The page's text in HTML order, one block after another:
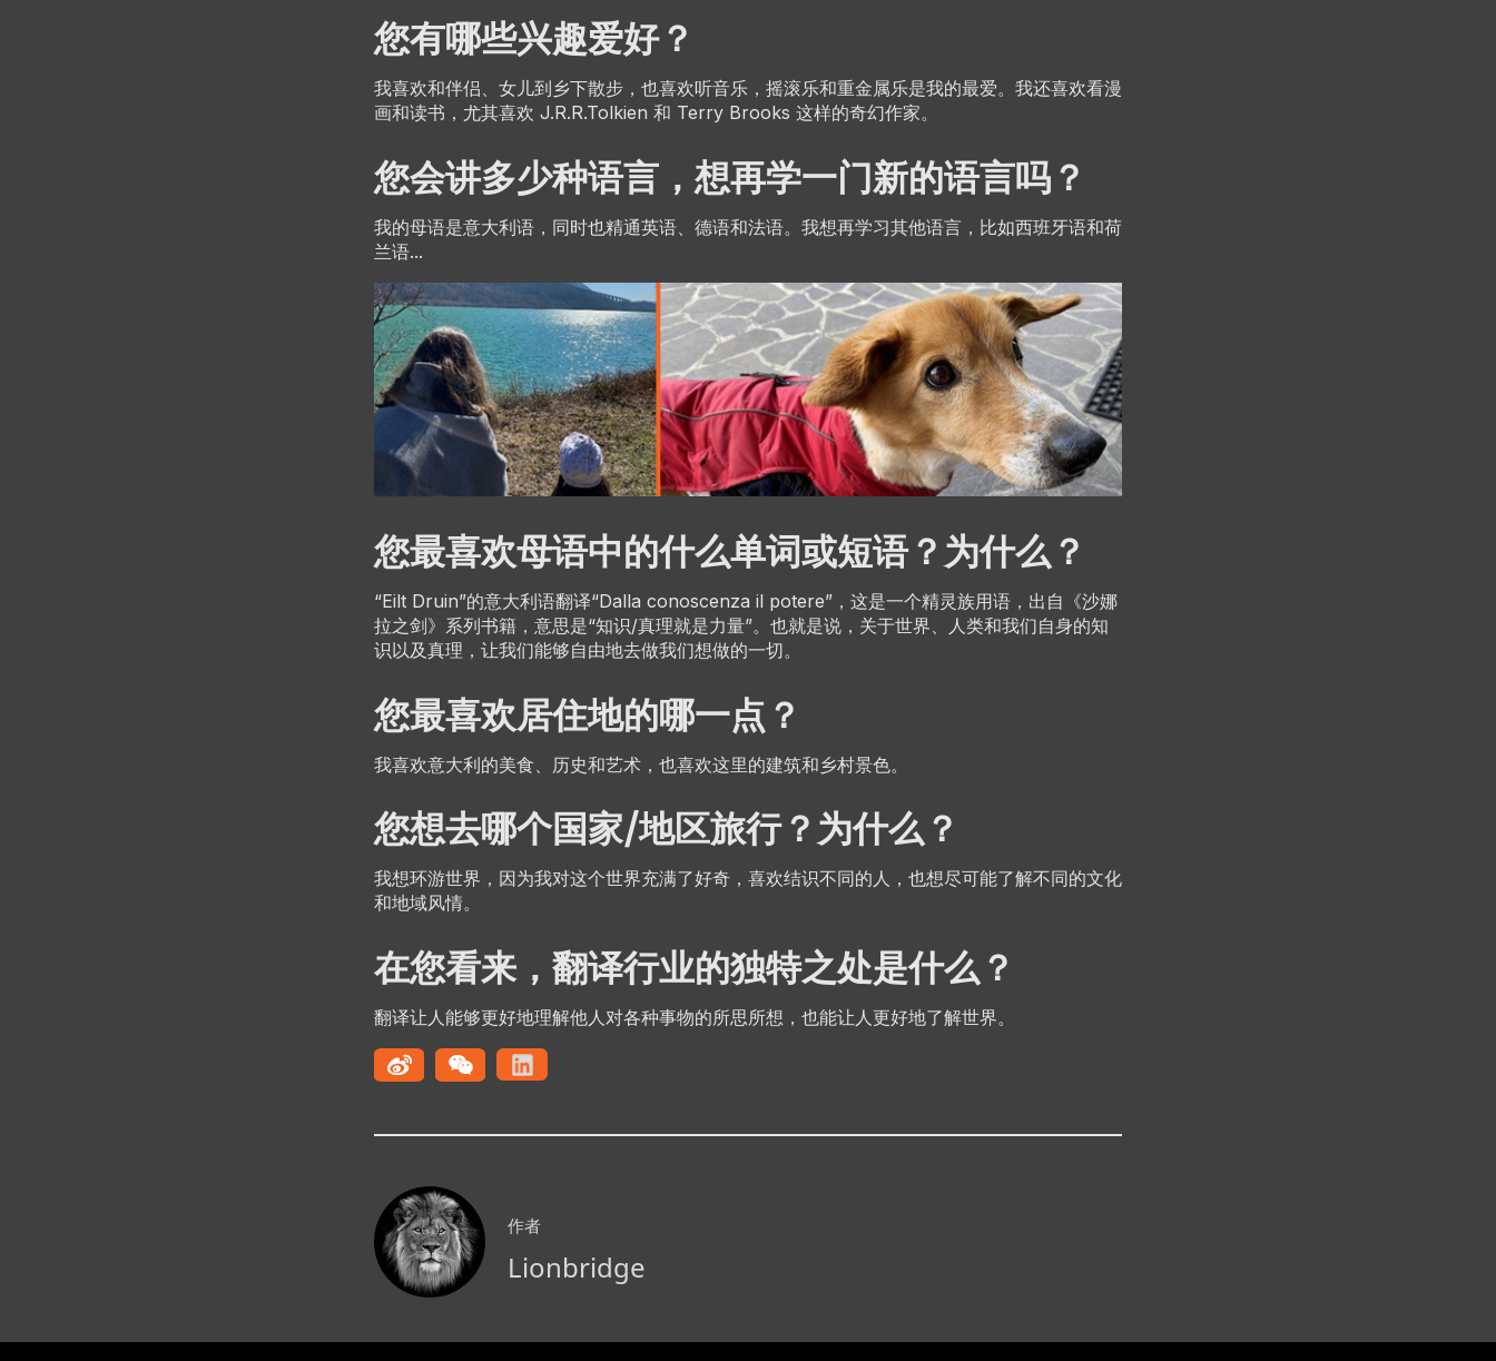
您有哪些兴趣爱好？
我喜欢和伴侣、女儿到乡下散步，也喜欢听音乐，摇滚乐和重金属乐是我的最爱。我还喜欢看漫
画和读书，尤其喜欢 J.R.R.Tolkien 和 Terry Brooks 这样的奇幻作家。
您会讲多少种语言，想再学一门新的语言吗？
我的母语是意大利语，同时也精通英语、德语和法语。我想再学习其他语言，比如西班牙语和荷
兰语...
您最喜欢母语中的什么单词或短语？为什么？
“Eilt Druin”的意大利语翻译“Dalla conoscenza il potere” ，这是一个精灵族用语，出自《沙娜
拉之剑》系列书籍，意思是“知识/真理就是力量”。也就是说，关于世界、人类和我们自身的知
识以及真理，让我们能够自由地去做我们想做的一切。
您最喜欢居住地的哪一点？
我喜欢意大利的美食、历史和艺术，也喜欢这里的建筑和乡村景色。
您想去哪个国家/地区旅行？为什么？
我想环游世界，因为我对这个世界充满了好奇，喜欢结识不同的人，也想尽可能了解不同的文化
和地域风情。
在您看来，翻译行业的独特之处是什么？
翻译让人能够更好地理解他人对各种事物的所思所想，也能让人更好地了解世界。
作者
Lionbridge